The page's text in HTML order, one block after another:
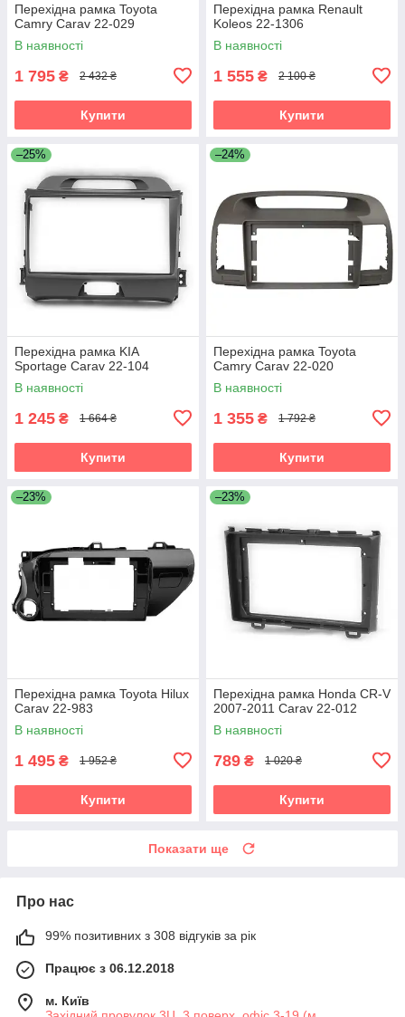
Перехідна рамка Toyota
Camry Carav 22-029
В наявності
1 795 ₴ 2 432 ₴
Купити
Перехідна рамка Renault
Koleos 22-1306
В наявності
1 555 ₴ 2 100 ₴
Купити
–25%
Перехідна рамка KIA
Sportage Carav 22-104
В наявності
1 245 ₴ 1 664 ₴
Купити
–24%
Перехідна рамка Toyota
Camry Carav 22-020
В наявності
1 355 ₴ 1 792 ₴
Купити
–23%
Перехідна рамка Toyota Hilux
Carav 22-983
В наявності
1 495 ₴ 1 952 ₴
Купити
–23%
Перехідна рамка Honda CR-V
2007-2011 Carav 22-012
В наявності
789 ₴ 1 020 ₴
Купити
Показати ще
Про нас
99% позитивних з 308 відгуків за рік
Працює з 06.12.2018
м. Київ